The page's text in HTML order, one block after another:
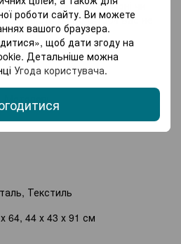
роботи сайту. Ви можете
вашого браузера.
щоб дати згоду на
Детальніше можна
Угода користувача.
то чашка кави на балконі чи
зручність Bonro B-1364 вас не
Металеві
Текстиль
64, 44 х 43 х 91 см